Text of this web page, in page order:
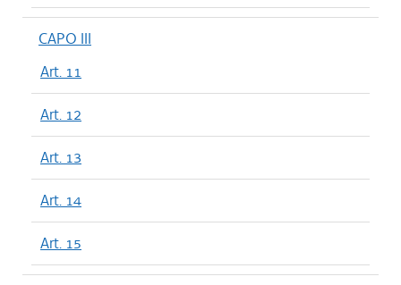
CAPO III
Art. 11
Art. 12
Art. 13
Art. 14
Art. 15